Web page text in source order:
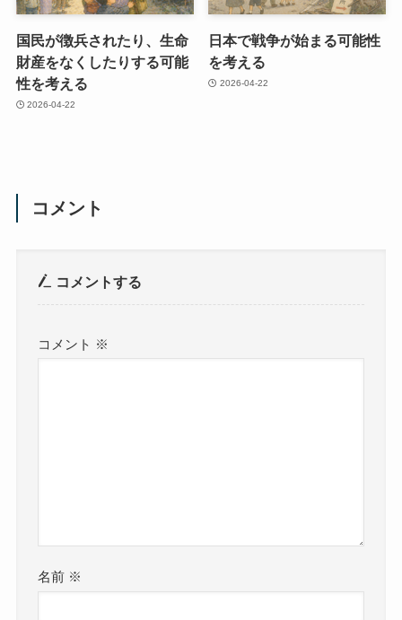
国民が徴兵されたり、生命
財産をなくしたりする可能
性を考える
2026-04-22
日本で戦争が始まる可能性
を考える
2026-04-22
コメント
コメントする
コメント ※
名前 ※